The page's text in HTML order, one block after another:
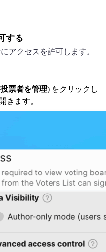
する
アクセスを許可します。
票者を管理) をクリックし
きます。